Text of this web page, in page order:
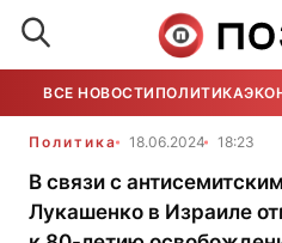
ВСЕ НОВОСТИ ПОЛИТИКА
Политика 18.06.2024 18:23
В связи с
Лукашенко в Израиле